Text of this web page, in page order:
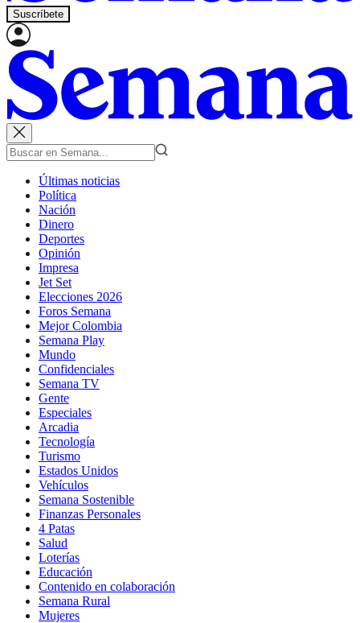
Suscríbete
Últimas noticias
Política
Nación
Dinero
Deportes
Opinión
Impresa
Jet Set
Elecciones 2026
Foros Semana
Mejor Colombia
Semana Play
Mundo
Confidenciales
Semana TV
Gente
Especiales
Arcadia
Tecnología
Turismo
Estados Unidos
Vehículos
Semana Sostenible
Finanzas Personales
4 Patas
Salud
Loterías
Educación
Contenido en colaboración
Semana Rural
Mujeres